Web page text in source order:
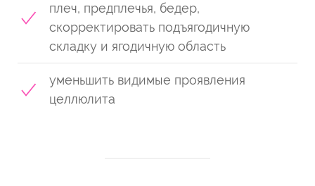
плеч, предплечья, бедер,
скорректировать подъягодичную
складку и ягодичную область
уменьшить видимые проявления
целлюлита